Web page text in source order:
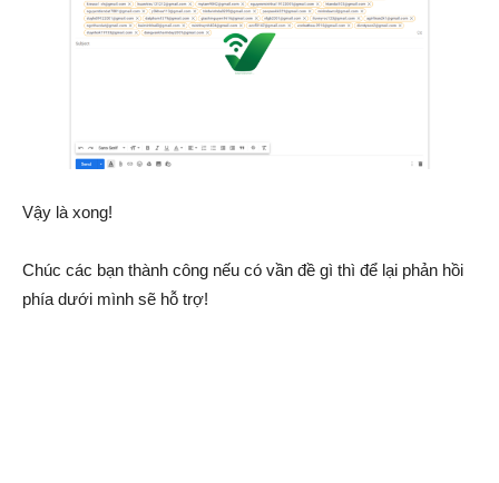
Vậy là xong!
Chúc các bạn thành công nếu có vần đề gì thì để lại phản hồi
phía dưới mình sẽ hỗ trợ!